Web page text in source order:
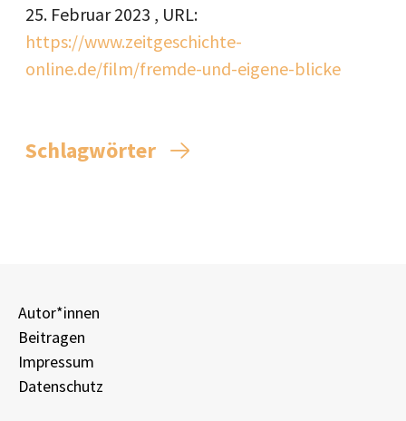
25. Februar 2023 , URL:
https://www.zeitgeschichte-
online.de/film/fremde-und-eigene-blicke
Schlagwörter
Autor*innen
Beitragen
Impressum
Datenschutz